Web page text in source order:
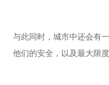
与此同时，城市中还会有
他们的安全，以及最大限